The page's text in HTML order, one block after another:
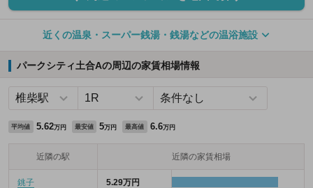
近くの温泉・スーパー銭湯・銭湯などの温浴施設
パークシティ土合Aの周辺の家賃相場情報
平均値 5.62万円 最安値 5万円 最高値 6.6万円
近隣の駅 近隣の家賃相場
銚子 5.29万円